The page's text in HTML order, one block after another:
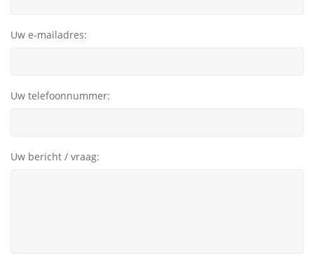
Uw e-mailadres:
Uw telefoonnummer:
Uw bericht / vraag: